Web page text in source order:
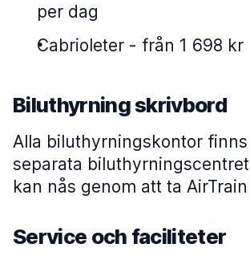
per dag
Cabrioleter - från 1 698 kr
Biluthyrning skrivbord
Alla biluthyrningskontor
separata biluthyrningscentret
kan nås genom att ta
Service och faciliteter